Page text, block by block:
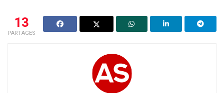
13
PARTAGES